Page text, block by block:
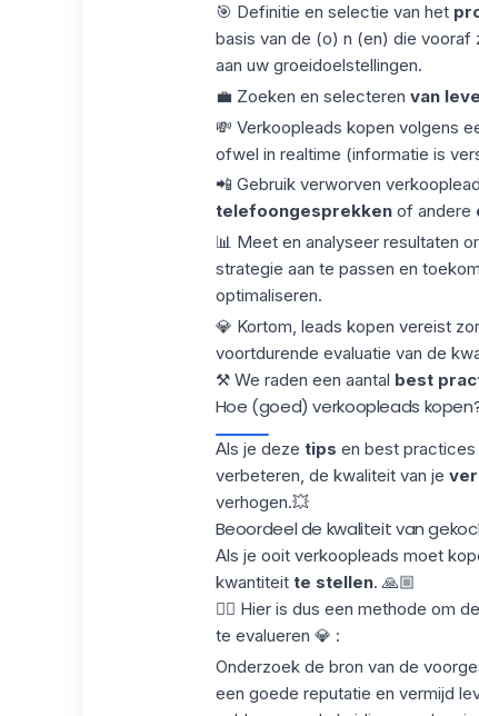
🎯 Definitie en selectie van het
basis van de (o) n (en) die vooraf
aan uw groeidoelstellingen.
💼 Zoeken en selecteren van
💸 Verkoopleads kopen volgens
ofwel in realtime (informatie is
📲 Gebruik verworven
telefoongesprekkenof andere
📊 Meet en analyseer resultaten
strategie aan te passen en
optimaliseren.
💎 Kortom, leads kopen vereist
voortdurende evaluatie van de
⚒️ We raden een aantal best
Hoe (goed) verkoopleads
Als je deze tips en best practices
verbeteren, de kwaliteit van je
verhogen.💥
Beoordeel de kwaliteit van
Als je ooit verkoopleads moet
kwantiteitte stellen. 🙏🏼
👉🏼 Hier is dus een methode om
te evalueren 💎 :
Onderzoek de bron van de
een goede reputatie en vermijd